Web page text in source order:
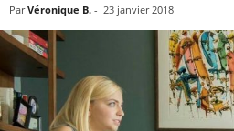
Par Véronique B. - 23 janvier 2018